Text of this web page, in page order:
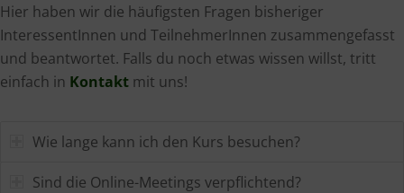
Hier haben wir die häufigsten Fragen bisheriger
InteressentInnen und TeilnehmerInnen zusammengefasst
und beantwortet. Falls du noch etwas wissen willst, tritt
einfach in Kontakt mit uns!
Wie lange kann ich den Kurs besuchen?
Sind die Online-Meetings verpflichtend?